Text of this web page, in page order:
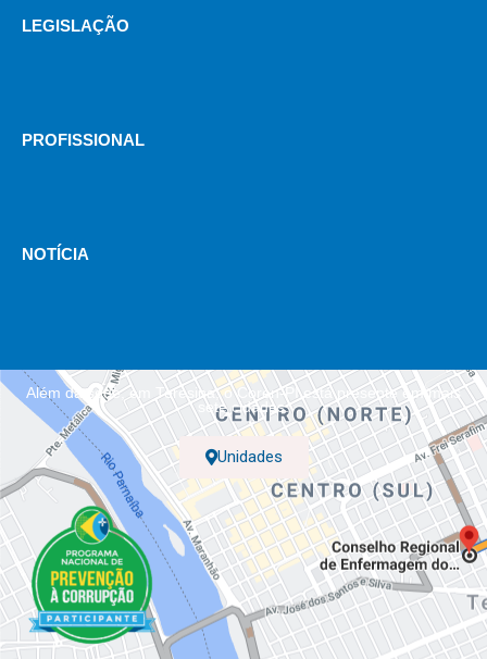
LEGISLAÇÃO
PROFISSIONAL
NOTÍCIA
Além da sede, em Teresina, o Coren-PI está presente em mais
sete cidades.
Unidades